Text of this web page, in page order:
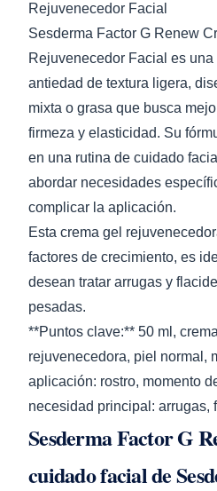
Rejuvenecedor Facial
Sesderma Factor G Renew
Rejuvenecedor Facial es una
antiedad de textura ligera,
mixta o grasa que busca
firmeza y elasticidad. Su
en una rutina de cuidado
abordar necesidades
complicar la aplicación.
Esta crema gel
factores de crecimiento, es
desean tratar arrugas y
pesadas.
**Puntos clave:** 50 ml,
rejuvenecedora, piel normal,
aplicación: rostro, momento
necesidad principal: arrugas,
Sesderma Factor G
cuidado facial de